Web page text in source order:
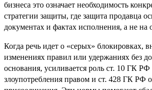
бизнеса это означает необходимость
стратегии защиты, где защита продавца
документах и фактах исполнения, а не на
Когда речь идет о «серых» блокировках,
изменениях правил или удержаниях без
основания, усиливается роль ст. 10 ГК РФ
злоупотребления правом и ст. 428 ГК РФ